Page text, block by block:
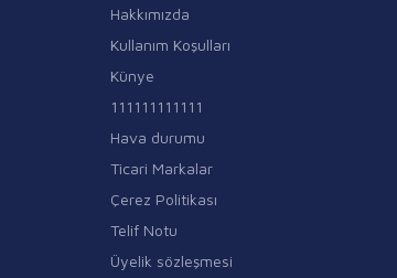
Hakkımızda
Kullanım Koşulları
Künye
111111111111
Hava durumu
Ticari Markalar
Çerez Politikası
Telif Notu
Üyelik sözleşmesi